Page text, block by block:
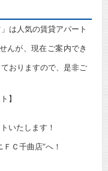
は人気の賃貸アパート
んが、現在ご案内でき
おりますので、是非ご
】
いたします！
Ｃ千曲店”へ！